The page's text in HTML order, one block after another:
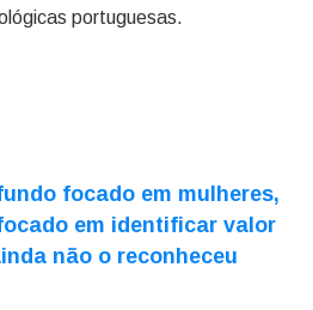
portuguesas.
focado em mulheres,
em identificar valor
não o reconheceu